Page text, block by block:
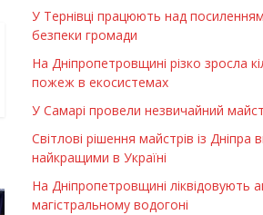
У Тернівці працюють над
безпеки громади
На Дніпропетровщині різко зросла
пожеж в екосистемах
У Самарі провели незвичайний
Світлові рішення майстрів із Дніпра
найкращими в Україні
На Дніпропетровщині ліквідовують
магістральному водогоні